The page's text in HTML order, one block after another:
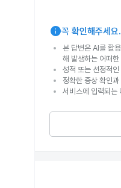
info꼭 확인해주세요.
본 답변은 AI를 활
해 발생하는 어떠
성적 또는 선정적
정확한 증상 확인
서비스에 입력되